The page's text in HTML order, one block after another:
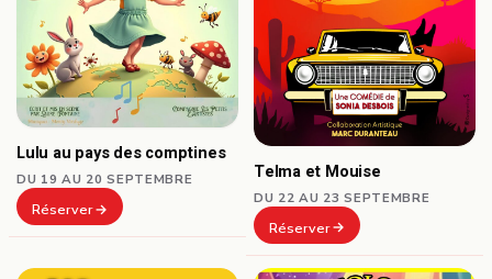
Lulu au pays des comptines
DU 19 AU 20 SEPTEMBRE
Réserver
Telma et Mouise
DU 22 AU 23 SEPTEMBRE
Réserver